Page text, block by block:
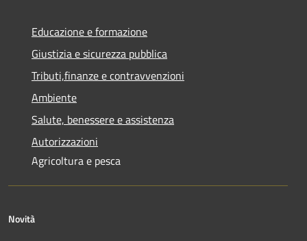
Educazione e formazione
Giustizia e sicurezza pubblica
Tributi,finanze e contravvenzioni
Ambiente
Salute, benessere e assistenza
Autorizzazioni
Agricoltura e pesca
Novità